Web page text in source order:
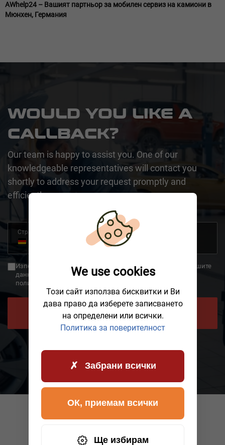
AWhelp24 – Вашият партньор за мобилен сервиз на камиони в
Мюнхен, Германия
WOULD YOU LIKE A
CALLBACK?
Our team is happy to assist you. One of our
knowledgeable representatives will contact you
shortly to address your request promptly and
efficiently.
Страна
Germany
+49
Използвайки обратно обаждане, вие се съгласявате, че вашите
данни ще бъдат предадени на AWHelp и че сте прочели
политиката за поверителност.
ПОИСКАЙТЕ ОБРАТНО ОБАЖДАНЕ
We use cookies
Този сайт използва бисквитки и Ви
дава право да изберете записването
на определени или всички.
Политика за поверителност
Забрани всички
Ще избирам
ОК, приемам всички